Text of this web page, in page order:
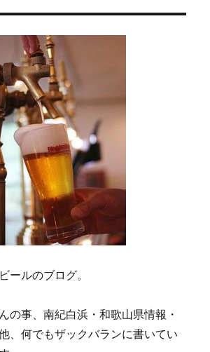
ールのブログ。
の事、南紀白浜・和歌山県情報・
、何でもザックバランに書いてい